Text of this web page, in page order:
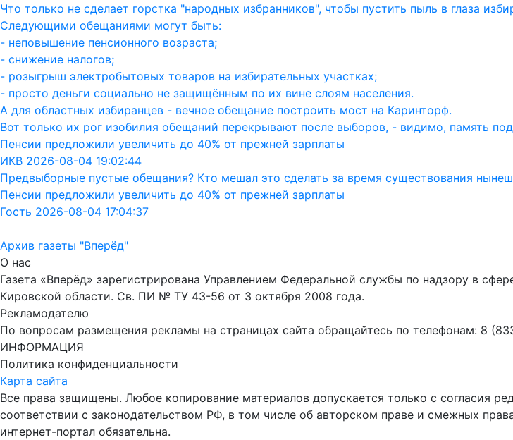
Что только не сделает горстка "народных избранников", чтобы пустить пыль в глаза
Следующими обещаниями могут быть:
- неповышение пенсионного возраста;
- снижение налогов;
- розыгрыш электробытовых товаров на избирательных участках;
- просто деньги социально не защищённым по их вине слоям населения.
А для областных избиранцев - вечное обещание построить мост на Каринторф.
Вот только их рог изобилия обещаний перекрывают после выборов, - видимо, память
Пенсии предложили увеличить до 40% от прежней зарплаты
ИКВ 2026-08-04 19:02:44
Предвыборные пустые обещания? Кто мешал это сделать за время существования
Пенсии предложили увеличить до 40% от прежней зарплаты
Гость 2026-08-04 17:04:37
Архив газеты "Вперёд"
О нас
Газета «Вперёд» зарегистрирована Управлением Федеральной службы по надзору в
Кировской области. Св. ПИ № ТУ 43-56 от 3 октября 2008 года.
Рекламодателю
По вопросам размещения рекламы на страницах сайта обращайтесь по телефонам: 8
ИНФОРМАЦИЯ
Политика конфиденциальности
Карта сайта
Все права защищены. Любое копирование материалов допускается только с согласия
соответствии с законодательством РФ, в том числе об авторском праве и смежных
интернет-портал обязательна.